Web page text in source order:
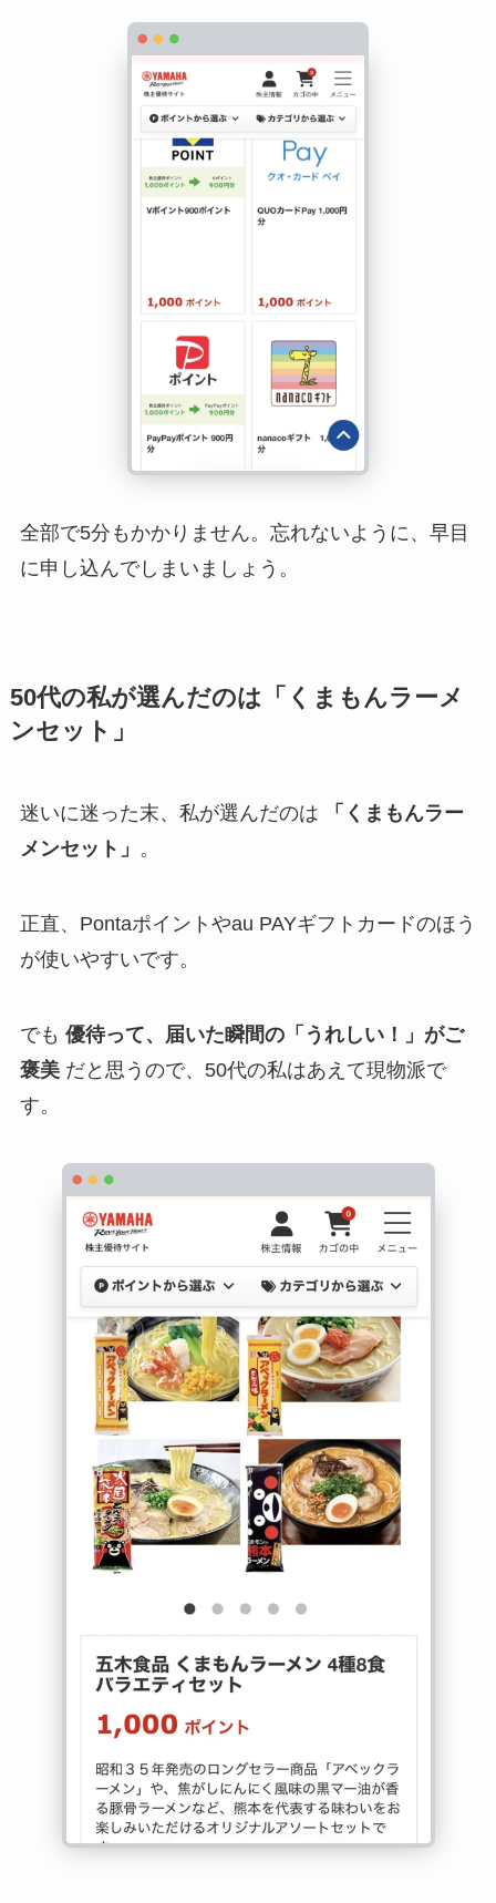
全部で5分もかかりません。忘れないように、早目
に申し込んでしまいましょう。
50代の私が選んだのは「くまもんラーメ
ンセット」
迷いに迷った末、私が選んだのは
「くまもんラー
メンセット」 。
正直、Pontaポイントやau PAYギフトカードのほう
が使いやすいです。
でも 優待って、届いた瞬間の「うれしい！」がご
褒美だと思うので、50代の私はあえて現物派で
す。